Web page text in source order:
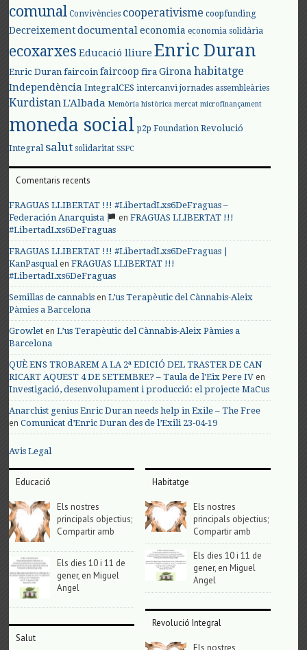
comunal Convivències cooperativisme coopfunding
Decreixement documental economia economia solidària
ecoxarxes Educació lliure Enric Duran
Enric Duran faircoin faircoop fira Girona habitatge
Independència IntegralCES intercanvi jornades assembleàries
KurdistanL'Albada Memòria històrica mercat microfinançament
moneda social p2p Foundation Revolució
Integral salut solidaritat SSPC
Comentaris recents
FRAGUAS LLIBERTAT !!! #LibertadLxs6DeFraguas –
Federación Anarquista
enFRAGUAS LLIBERTAT !!!
#LibertadLxs6DeFraguas
FRAGUAS LLIBERTAT !!! #LibertadLxs6DeFraguas |
KanPasqualenFRAGUAS LLIBERTAT !!!
#LibertadLxs6DeFraguas
Semillas de cannabis enL’us Terapèutic del Cànnabis-Aleix
Pàmies a Barcelona
Growlet enL’us Terapèutic del Cànnabis-Aleix Pàmies a
Barcelona
QUÈ ENS TROBAREM A LA 2ª EDICIÓ DEL TRASTER DE CAN
RICART AQUEST 4 DE SETEMBRE? – Taula de l'Eix Pere IV en
Investigació, desenvolupament i producció: el projecte MaCus
Anarchist genius Enric Duran needs help in Exile – The Free
enComunicat d’Enric Duran des de l’Exili 23-04-19
Avis Legal
Educació
Els nostres
principals objectius;
Compartir amb
Els dies 10 i 11 de
gener, en Miguel
Angel
Salut
Habitatge
Els nostres
principals objectius;
Compartir amb
Els dies 10 i 11 de
gener, en Miguel
Angel
Revolució Integral